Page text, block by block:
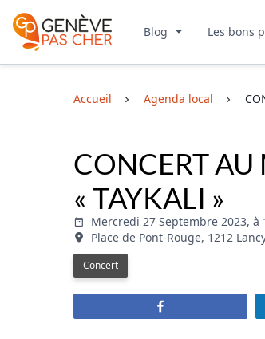
Blog Les bons
Accueil Agenda local
CONCERT AU
« TAYKALI »
Mercredi 27 Septembre 2023, à
Place de Pont-Rouge, 1212
Concert